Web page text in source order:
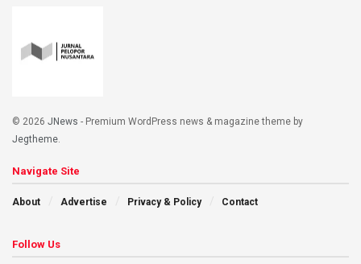
© 2026 JNews - Premium WordPress news & magazine theme by
Jegtheme.
Navigate Site
About Advertise Privacy & Policy Contact
Follow Us